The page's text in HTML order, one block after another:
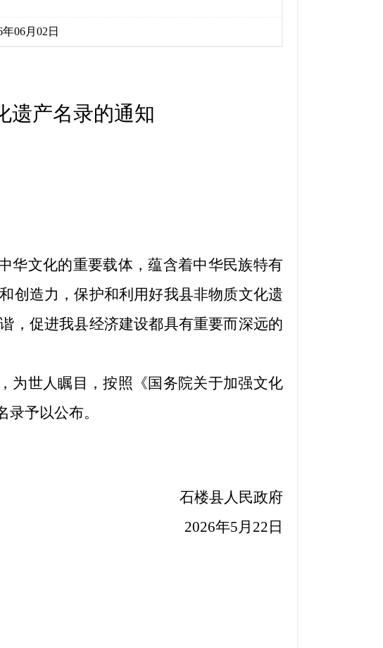
年06月02日
遗产名录的通知
华文化的重要载体，蕴含着中华民族特有
创造力，保护和利用好我县非物质文化遗
，促进我县经济建设都具有重要而深远的
为世人瞩目，按照《国务院关于加强文化
予以公布。
石楼县人民政府
2026年5月22日